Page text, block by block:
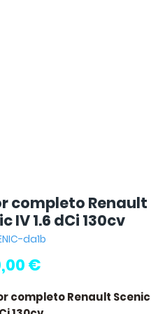
completo Renault
IV 1.6 dCi 130cv
da1b
€
completo Renault Scenic